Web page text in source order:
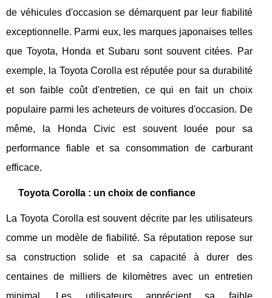
de véhicules d'occasion se démarquent par leur fiabilité
exceptionnelle. Parmi eux, les marques japonaises telles
que Toyota, Honda et Subaru sont souvent citées. Par
exemple, la Toyota Corolla est réputée pour sa durabilité
et son faible coût d'entretien, ce qui en fait un choix
populaire parmi les acheteurs de voitures d'occasion. De
même, la Honda Civic est souvent louée pour sa
performance fiable et sa consommation de carburant
efficace.
Toyota Corolla : un choix de confiance
La Toyota Corolla est souvent décrite par les utilisateurs
comme un modèle de fiabilité. Sa réputation repose sur
sa construction solide et sa capacité à durer des
centaines de milliers de kilomètres avec un entretien
minimal. Les utilisateurs apprécient sa faible